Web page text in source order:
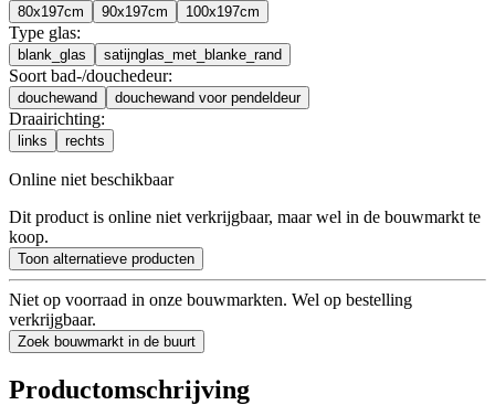
80x197cm 90x197cm 100x197cm
Type glas:
blank_glas satijnglas_met_blanke_rand
Soort bad-/douchedeur:
douchewand douchewand voor pendeldeur
Draairichting:
links rechts
Online niet beschikbaar
Dit product is online niet verkrijgbaar, maar wel in de bouwmarkt te
koop.
Toon alternatieve producten
Niet op voorraad in onze bouwmarkten. Wel op bestelling
verkrijgbaar.
Zoek bouwmarkt in de buurt
Productomschrijving